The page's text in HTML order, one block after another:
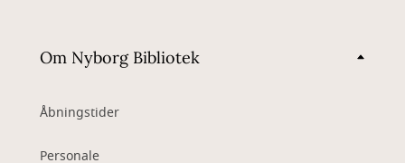
Om Nyborg Bibliotek
Åbningstider
Personale